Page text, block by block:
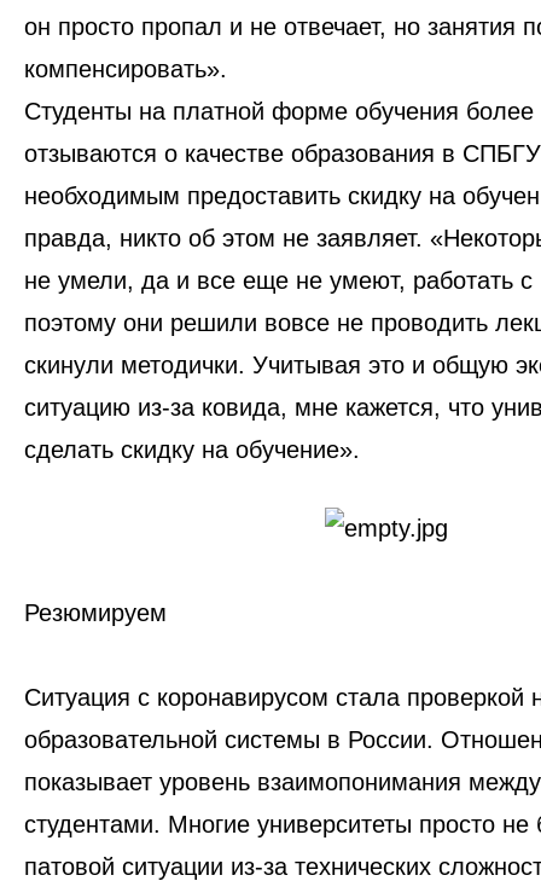
он просто пропал и не отвечает, но занятия
компенсировать».
Студенты на платной форме обучения более
отзываются о качестве образования в СПБГУ
необходимым предоставить скидку на
правда, никто об этом не заявляет.
не умели, да и все еще не умеют, работать
поэтому они решили вовсе не проводить
скинули методички. Учитывая это и общую
ситуацию из-за ковида, мне кажется, что
сделать скидку на обучение».
Резюмируем
Ситуация с коронавирусом стала проверкой
образовательной системы в России.
показывает уровень взаимопонимания
студентами. Многие университеты просто не
патовой ситуации из-за технических